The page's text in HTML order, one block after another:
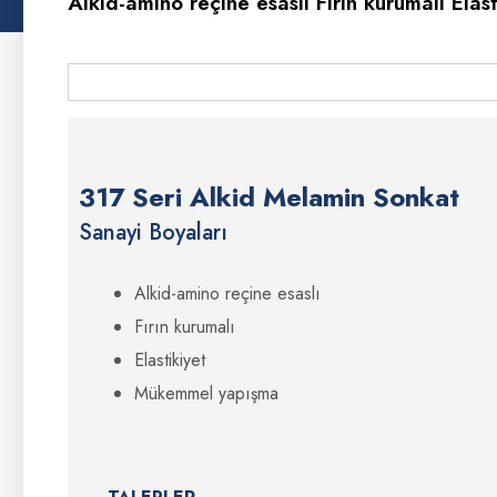
317 Seri Alkid Melamin Sonkat
Sanayi Boyaları
Alkid-amino reçine esaslı
Fırın kurumalı
Elastikiyet
Mükemmel yapışma